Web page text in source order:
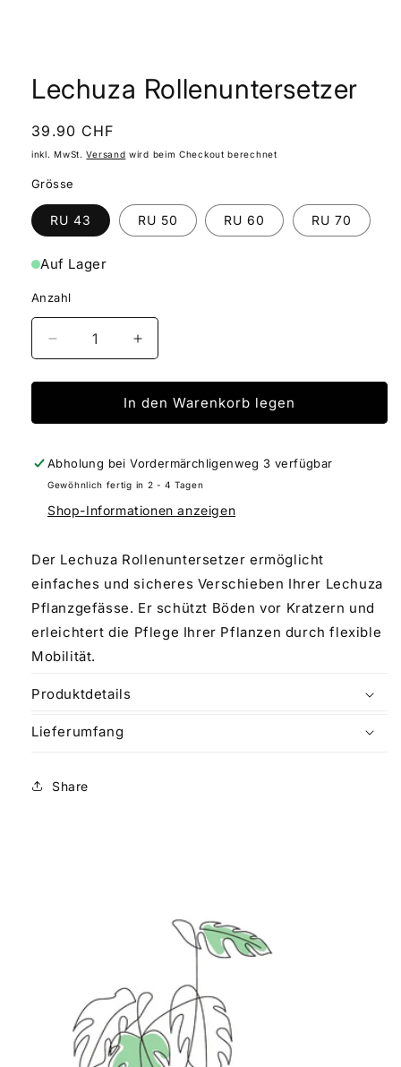
Modal
öffnen
Lechuza Rollenuntersetzer
Normaler
Preis
39.90 CHF
inkl. MwSt.Versand wird beim Checkout berechnet
Grösse
RU 43 RU 50 RU 60 RU 70
Auf Lager
Anzahl
Verringere
die
Menge
Lechuza
Erhöhe
die
Menge
für
Lechuza
In den Warenkorb legen
Abholung beiVordermärchligenweg 3 verfügbar
Gewöhnlich fertig in 2 - 4 Tagen
Shop-Informationen anzeigen
Der Lechuza Rollenuntersetzer ermöglicht
einfaches und sicheres Verschieben Ihrer Lechuza
Pflanzgefässe. Er schützt Böden vor Kratzern und
erleichtert die Pflege Ihrer Pflanzen durch flexible
Mobilität.
Produktdetails
Lieferumfang
Share